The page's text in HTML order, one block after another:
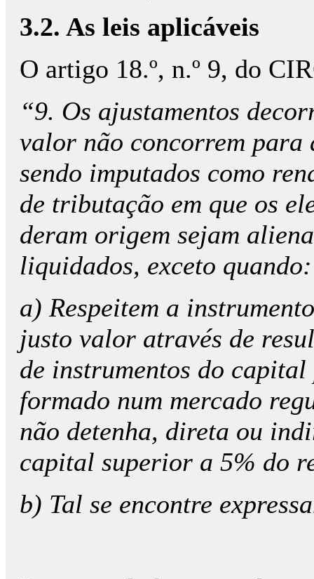
3.2. As leis aplicáveis
O artigo 18.º, n.º 9, do
“9. Os ajustamentos
valor não concorrem
sendo imputados como
de tributação em que os
deram origem sejam
liquidados, exceto quando:
a) Respeitem a
justo valor através de
de instrumentos do
formado num mercado
não detenha, direta ou
capital superior a 5% do
b) Tal se encontre